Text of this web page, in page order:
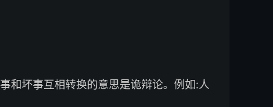
和坏事互相转换的意思是诡辩论。例如:人